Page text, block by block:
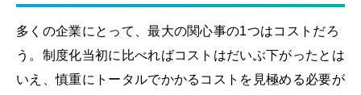
多くの企業にとって、最大の関心事の1つはコストだろ
う。制度化当初に比べればコストはだいぶ下がったとは
いえ、慎重にトータルでかかるコストを見極める必要が